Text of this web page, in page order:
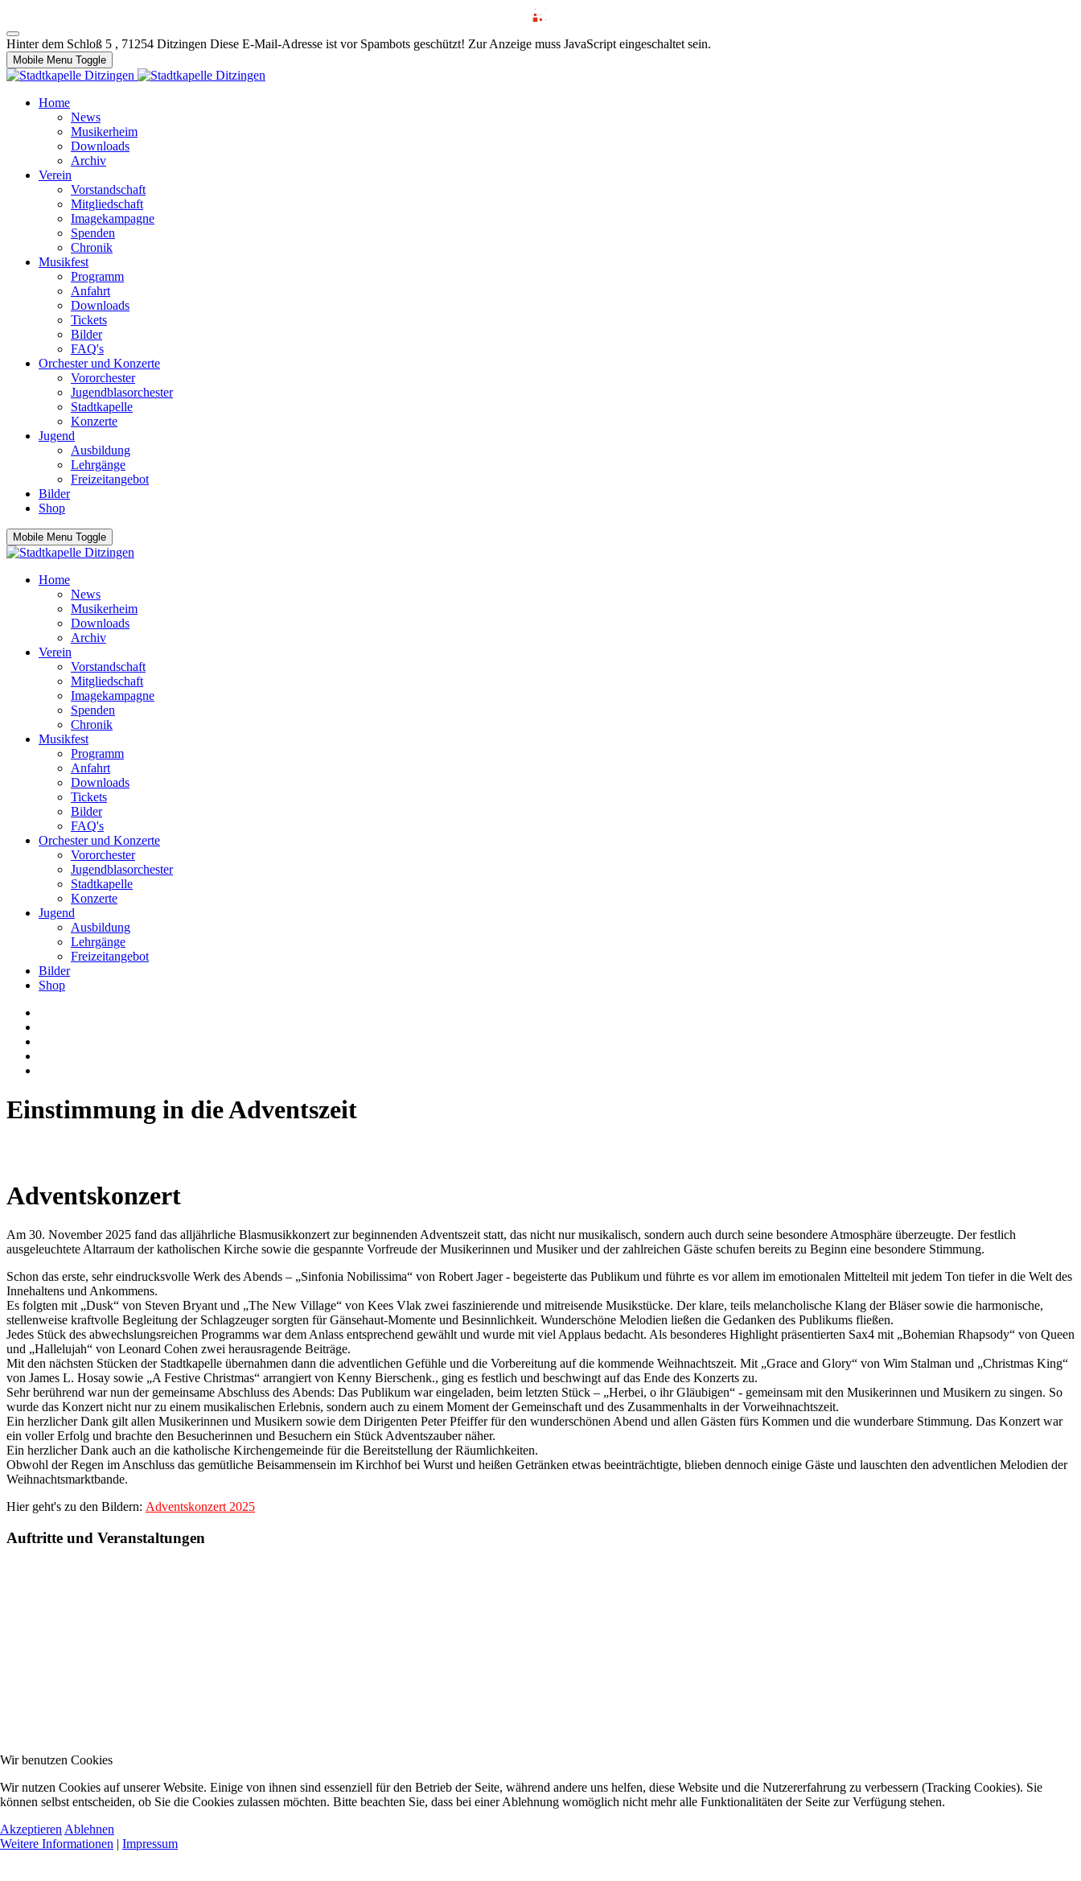
Hinter dem Schloß 5 , 71254 Ditzingen Diese E-Mail-Adresse ist vor Spambots geschützt! Zur Anzeige muss JavaScript eingeschaltet sein.
Mobile Menu Toggle
Home
News
Musikerheim
Downloads
Archiv
Verein
Vorstandschaft
Mitgliedschaft
Imagekampagne
Spenden
Chronik
Musikfest
Programm
Anfahrt
Downloads
Tickets
Bilder
FAQ's
Orchester und Konzerte
Vororchester
Jugendblasorchester
Stadtkapelle
Konzerte
Jugend
Ausbildung
Lehrgänge
Freizeitangebot
Bilder
Shop
Mobile Menu Toggle
Home
News
Musikerheim
Downloads
Archiv
Verein
Vorstandschaft
Mitgliedschaft
Imagekampagne
Spenden
Chronik
Musikfest
Programm
Anfahrt
Downloads
Tickets
Bilder
FAQ's
Orchester und Konzerte
Vororchester
Jugendblasorchester
Stadtkapelle
Konzerte
Jugend
Ausbildung
Lehrgänge
Freizeitangebot
Bilder
Shop
Einstimmung in die Adventszeit
Adventskonzert
Am 30. November 2025 fand das alljährliche Blasmusikkonzert zur beginnenden Adventszeit statt, das nicht nur musikalisch, sondern auch durch seine besondere Atmosphäre überzeugte. Der festlich
ausgeleuchtete Altarraum der katholischen Kirche sowie die gespannte Vorfreude der Musikerinnen und Musiker und der zahlreichen Gäste schufen bereits zu Beginn eine besondere Stimmung.
Schon das erste, sehr eindrucksvolle Werk des Abends – „Sinfonia Nobilissima“ von Robert Jager - begeisterte das Publikum und führte es vor allem im emotionalen Mittelteil mit jedem Ton tiefer in die Welt des
Innehaltens und Ankommens.
Es folgten mit „Dusk“ von Steven Bryant und „The New Village“ von Kees Vlak zwei faszinierende und mitreisende Musikstücke. Der klare, teils melancholische Klang der Bläser sowie die harmonische,
stellenweise kraftvolle Begleitung der Schlagzeuger sorgten für Gänsehaut-Momente und Besinnlichkeit. Wunderschöne Melodien ließen die Gedanken des Publikums fließen.
Jedes Stück des abwechslungsreichen Programms war dem Anlass entsprechend gewählt und wurde mit viel Applaus bedacht. Als besonderes Highlight präsentierten Sax4 mit „Bohemian Rhapsody“ von Queen
und „Hallelujah“ von Leonard Cohen zwei herausragende Beiträge.
Mit den nächsten Stücken der Stadtkapelle übernahmen dann die adventlichen Gefühle und die Vorbereitung auf die kommende Weihnachtszeit. Mit „Grace and Glory“ von Wim Stalman und „Christmas King“
von James L. Hosay sowie „A Festive Christmas“ arrangiert von Kenny Bierschenk., ging es festlich und beschwingt auf das Ende des Konzerts zu.
Sehr berührend war nun der gemeinsame Abschluss des Abends: Das Publikum war eingeladen, beim letzten Stück – „Herbei, o ihr Gläubigen“ - gemeinsam mit den Musikerinnen und Musikern zu singen. So
wurde das Konzert nicht nur zu einem musikalischen Erlebnis, sondern auch zu einem Moment der Gemeinschaft und des Zusammenhalts in der Vorweihnachtszeit.
Ein herzlicher Dank gilt allen Musikerinnen und Musikern sowie dem Dirigenten Peter Pfeiffer für den wunderschönen Abend und allen Gästen fürs Kommen und die wunderbare Stimmung. Das Konzert war
ein voller Erfolg und brachte den Besucherinnen und Besuchern ein Stück Adventszauber näher.
Ein herzlicher Dank auch an die katholische Kirchengemeinde für die Bereitstellung der Räumlichkeiten.
Obwohl der Regen im Anschluss das gemütliche Beisammensein im Kirchhof bei Wurst und heißen Getränken etwas beeinträchtigte, blieben dennoch einige Gäste und lauschten den adventlichen Melodien der
Weihnachtsmarktbande.
Hier geht's zu den Bildern: Adventskonzert 2025
Auftritte und Veranstaltungen
Wir benutzen Cookies
Wir nutzen Cookies auf unserer Website. Einige von ihnen sind essenziell für den Betrieb der Seite, während andere uns helfen, diese Website und die Nutzererfahrung zu verbessern (Tracking Cookies). Sie
können selbst entscheiden, ob Sie die Cookies zulassen möchten. Bitte beachten Sie, dass bei einer Ablehnung womöglich nicht mehr alle Funktionalitäten der Seite zur Verfügung stehen.
Akzeptieren Ablehnen
Weitere Informationen | Impressum